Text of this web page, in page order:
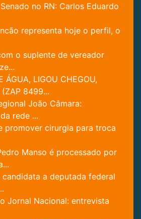
no RN: Carlos Eduardo
representa hoje o perfil, o
o suplente de vereador
ÁGUA, LIGOU CHEGOU,
8499...
João Câmara:
rede ...
promover cirurgia para troca
Manso é processado por
candidata a deputada federal
Jornal Nacional: entrevista